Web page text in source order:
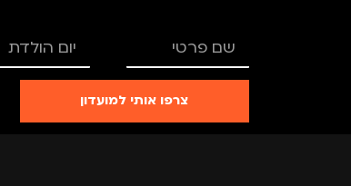
צרפו אותי למועדון